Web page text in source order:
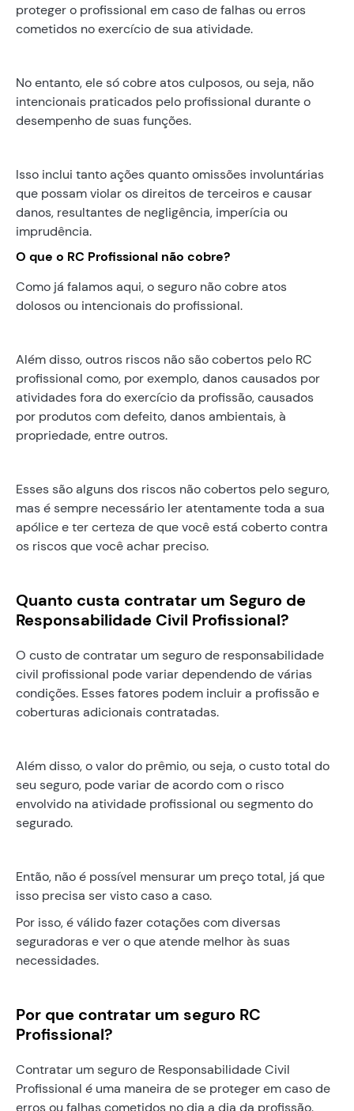
proteger o profissional em caso de falhas ou erros
cometidos no exercício de sua atividade.
No entanto, ele só cobre atos culposos, ou seja, não
intencionais praticados pelo profissional durante o
desempenho de suas funções.
Isso inclui tanto ações quanto omissões involuntárias
que possam violar os direitos de terceiros e causar
danos, resultantes de negligência, imperícia ou
imprudência.
O que o RC Profissional não cobre?
Como já falamos aqui, o seguro não cobre atos
dolosos ou intencionais do profissional.
Além disso, outros riscos não são cobertos pelo RC
profissional como, por exemplo, danos causados por
atividades fora do exercício da profissão, causados
por produtos com defeito, danos ambientais, à
propriedade, entre outros.
Esses são alguns dos riscos não cobertos pelo seguro,
mas é sempre necessário ler atentamente toda a sua
apólice e ter certeza de que você está coberto contra
os riscos que você achar preciso.
Quanto custa contratar um Seguro de
Responsabilidade Civil Profissional?
O custo de contratar um seguro de responsabilidade
civil profissional pode variar dependendo de várias
condições. Esses fatores podem incluir a profissão e
coberturas adicionais contratadas.
Além disso, o valor do prêmio, ou seja, o custo total do
seu seguro, pode variar de acordo com o risco
envolvido na atividade profissional ou segmento do
segurado.
Então, não é possível mensurar um preço total, já que
isso precisa ser visto caso a caso.
Por isso, é válido fazer cotações com diversas
seguradoras e ver o que atende melhor às suas
necessidades.
Por que contratar um seguro RC
Profissional?
Contratar um seguro de Responsabilidade Civil
Profissional é uma maneira de se proteger em caso de
erros ou falhas cometidos no dia a dia da profissão.